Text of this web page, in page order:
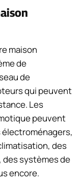
maison
de
de
qui peuvent
Les
peuvent
électroménagers,
des
des systèmes de
encore.